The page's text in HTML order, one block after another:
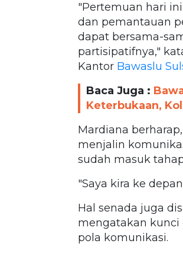
"Pertemuan hari
dan pemantauan
dapat bersama-
partisipatifnya,"
Kantor Bawaslu
Baca Juga :
Keterbukaan,
Mardiana
menjalin
sudah masuk
"Saya kira ke
Hal senada juga
mengatakan kunci
pola komunikasi.